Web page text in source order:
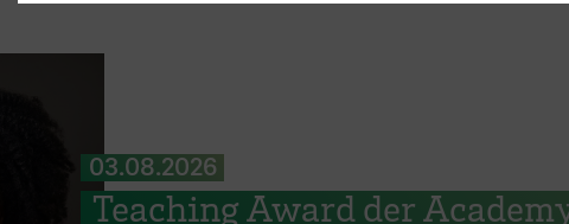
03.08.2026
Teaching Award der